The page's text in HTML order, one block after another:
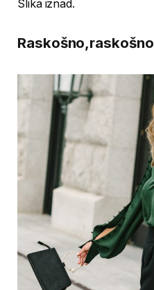
Slika iznad.
Raskošno,raskošno